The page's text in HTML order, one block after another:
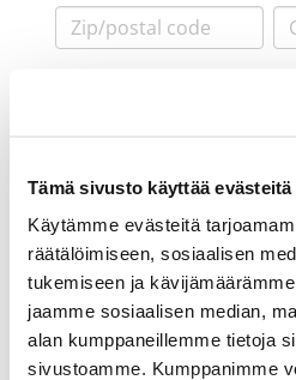
Tämä sivusto käyttää evästeitä
Käytämme evästeitä
räätälöimiseen, sosiaalisen
tukemiseen ja
jaamme sosiaalisen median,
alan kumppaneillemme tietoja
sivustoamme. Kumppanimme
Golf membership
Select club:
Member NO: